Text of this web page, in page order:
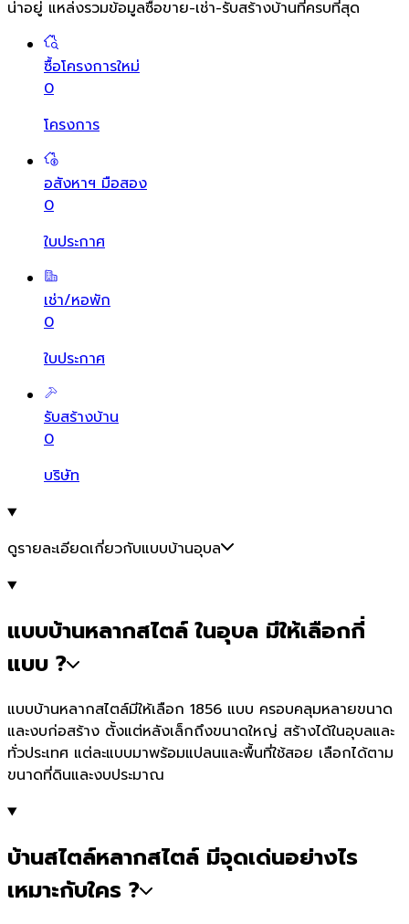
น่าอยู่ แหล่งรวมข้อมูลซื้อขาย-เช่า-รับสร้างบ้านที่ครบที่สุด
ซื้อโครงการใหม่
0
โครงการ
อสังหาฯ มือสอง
0
ใบประกาศ
เช่า/หอพัก
0
ใบประกาศ
รับสร้างบ้าน
0
บริษัท
ดูรายละเอียดเกี่ยวกับแบบบ้านอุบล
แบบบ้านหลากสไตล์ ในอุบล มีให้เลือกกี่
แบบ ?
แบบบ้านหลากสไตล์มีให้เลือก 1856 แบบ ครอบคลุมหลายขนาด
และงบก่อสร้าง ตั้งแต่หลังเล็กถึงขนาดใหญ่ สร้างได้ในอุบลและ
ทั่วประเทศ แต่ละแบบมาพร้อมแปลนและพื้นที่ใช้สอย เลือกได้ตาม
ขนาดที่ดินและงบประมาณ
บ้านสไตล์หลากสไตล์ มีจุดเด่นอย่างไร
เหมาะกับใคร ?